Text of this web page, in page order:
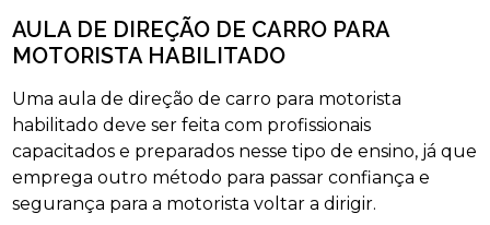
AULA DE DIREÇÃO DE CARRO PARA
MOTORISTA HABILITADO
Uma aula de direção de carro para motorista
habilitado deve ser feita com profissionais
capacitados e preparados nesse tipo de ensino, já que
emprega outro método para passar confiança e
segurança para a motorista voltar a dirigir.